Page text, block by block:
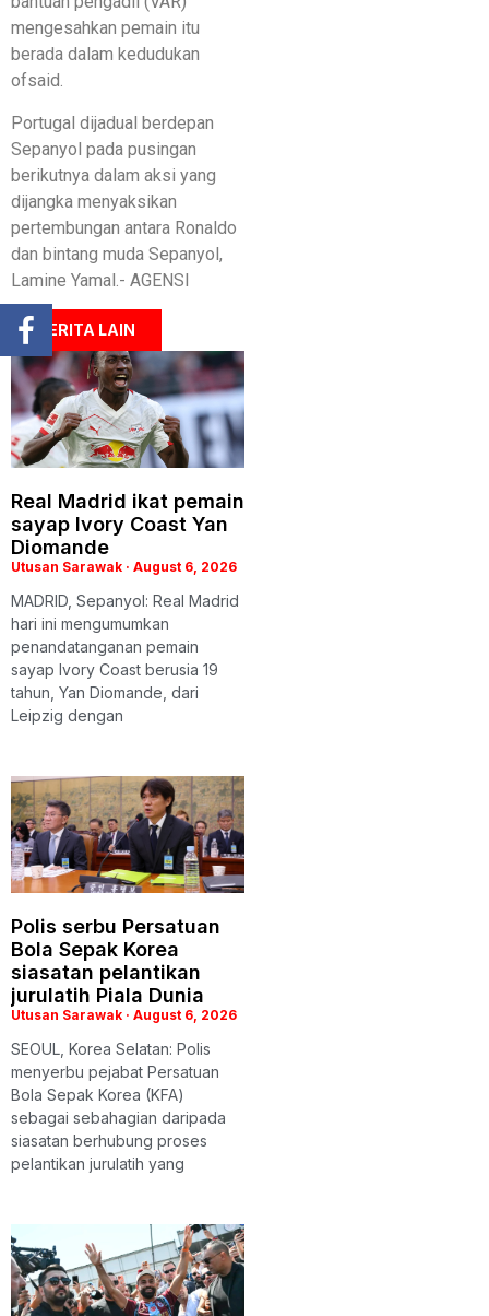
mengesahkan pemain itu
berada dalam kedudukan
ofsaid.
Portugal dijadual berdepan
Sepanyol pada pusingan
berikutnya dalam aksi yang
dijangka menyaksikan
pertembungan antara Ronaldo
dan bintang muda Sepanyol,
Lamine Yamal.- AGENSI
BERITA LAIN
Real Madrid ikat pemain
sayap Ivory Coast Yan
Diomande
Utusan Sarawak August 6, 2026
MADRID, Sepanyol: Real Madrid
hari ini mengumumkan
penandatanganan pemain
sayap Ivory Coast berusia 19
tahun, Yan Diomande, dari
Leipzig dengan
Polis serbu Persatuan
Bola Sepak Korea
siasatan pelantikan
jurulatih Piala Dunia
Utusan Sarawak August 6, 2026
SEOUL, Korea Selatan: Polis
menyerbu pejabat Persatuan
Bola Sepak Korea (KFA)
sebagai sebahagian daripada
siasatan berhubung proses
pelantikan jurulatih yang